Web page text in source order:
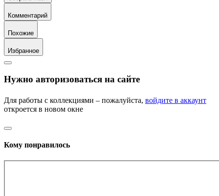
Комментарий
Похожие
Избранное
Нужно авторизоваться на сайте
Для работы с коллекциями – пожалуйста, войдите в аккаунт
откроется в новом окне
Кому понравилось